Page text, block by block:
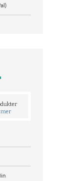
mer